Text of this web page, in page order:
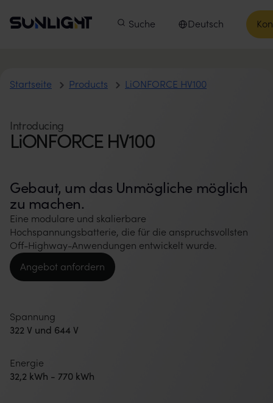
Sunlight Group
Hauptmenü
Produkte Unsere Unternehmen
Suche
Sprache auswählen
Deutsch
Startseite Products LiONFORCE HV100
Introducing
LiONFORCE HV100
Gebaut, um das Unmögliche möglich
zu machen.
Eine modulare und skalierbare
Hochspannungsbatterie, die für die anspruchsvollsten
Off-Highway-Anwendungen entwickelt wurde.
Angebot anfordern
Spannung
322 V und 644 V
Energie
32,2 kWh - 770 kWh